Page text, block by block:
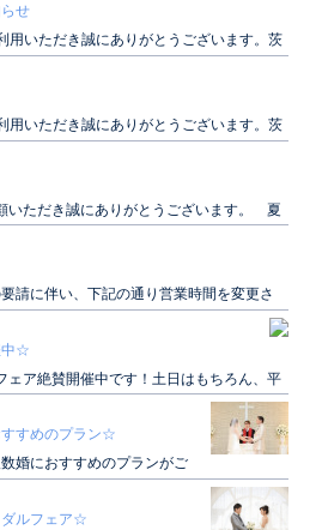
せ
用いただき誠にありがとうございます。茨
発令に伴いお客..
用いただき誠にありがとうございます。茨
点措置の要請に..
いただき誠にありがとうございます。 夏
下記の通りご案..
請に伴い、下記の通り営業時間を変更さ
年7月30日(..
中☆
ェア絶賛開催中です！土日はもちろん、平
ひご見学にお越..
すめのプラン☆
婚におすすめのプランがご
結婚式がしたい方、必見で
ルフェア☆